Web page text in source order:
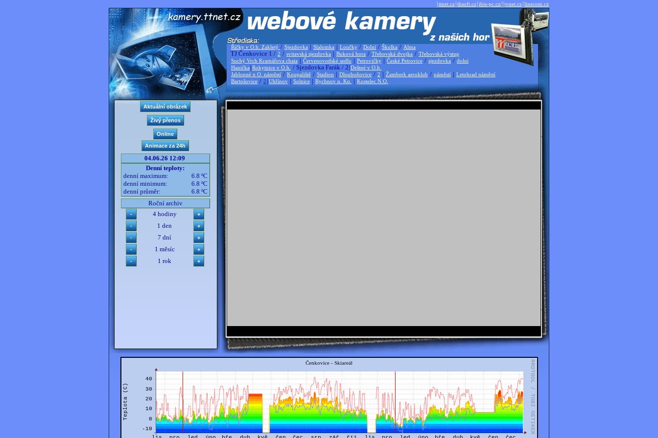
|ttnet.cz|thsoft.cz|ibis-pc.cz/|jvnet.cz|linecom.cz
Říčky v O.h. Zakletý / Sjezdovka | Slalomka | Loučky / Dolní / Školka / Alma
TJ Čenkovice 1 / 2 / svitavská sjezdovka | Buková hora / Třebovská dvojka / Třebovská výstup
Suchý Vrch Kramářova chata | Červenovodské sedlo | Petrovičky | České Petrovice / sjezdovka / dolní
Hanička |Rokytnice v O.h. / Sjezdovka Farák / 2|Deštné v O.h.
Jablonné n O. náměstí / Koupaliště / Stadion | Dlouhoňovice / 2 | Žamberk aeroklub / náměstí | Letohrad náměstí
Bartošovice / 2 |Uhřínov | Solnice | Rychnov n. Kn. | Kostelec N.O.
04.06.26 12:09
Denní teploty:
denní maximum:
6.8 ºC
denní minimum:
6.8 ºC
denní průměr:
6.8 ºC
Roční archiv
4 hodiny
1 den
7 dní
1 měsíc
1 rok